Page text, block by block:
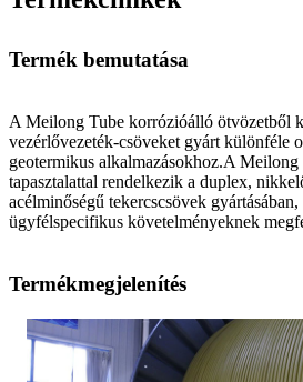
Termék bemutatása
A Meilong Tube korrózióálló ötvözetből
vezérlővezeték-csöveket gyárt különféle
geotermikus alkalmazásokhoz.A Meilong
tapasztalattal rendelkezik a duplex,
acélminőségű tekercscsövek
ügyfélspecifikus követelményeknek
Termékmegjelenítés